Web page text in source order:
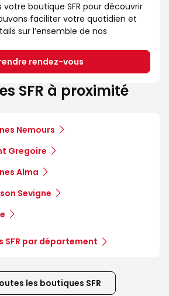
votre boutique SFR pour découvrir
faciliter votre quotidien et
sur l’ensemble de nos
rendez-vous
SFR à proximité
Nemours
Gregoire
Alma
Sevigne
SFR par département
les boutiques SFR